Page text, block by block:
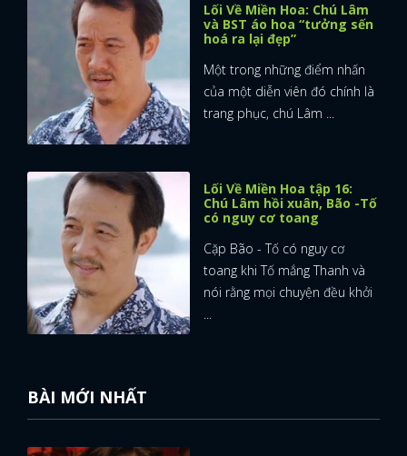
Lối Về Miền Hoa: Chú Lâm
và BST áo hoa “tưởng sến
hoá ra lại đẹp”
Một trong những điểm nhấn
của một diễn viên đó chính là
trang phục, chú Lâm ...
Lối Về Miền Hoa tập 16:
Chú Lâm hồi xuân, Bão -Tố
có nguy cơ toang
Cặp Bão - Tố có nguy cơ
toang khi Tố mắng Thanh và
nói rằng mọi chuyện đều khởi
...
BÀI MỚI NHẤT